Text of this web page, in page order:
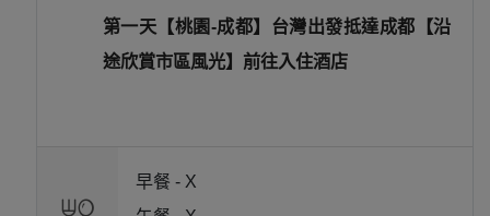
第一天【桃園-成都】台灣出發抵達成都【沿
途欣賞市區風光】前往入住酒店
早餐 - X